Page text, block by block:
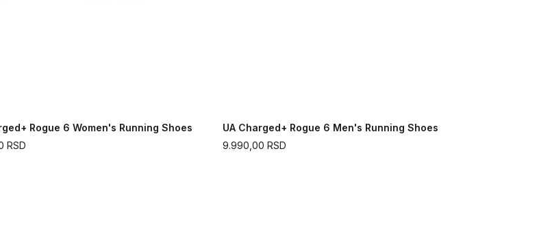
Rogue 6 Women's Running Shoes
RSD
UA Charged+ Rogue 6 Men's Running Shoes
9.990,00 RSD